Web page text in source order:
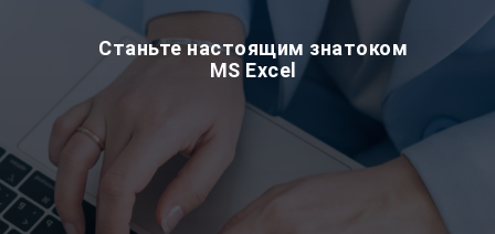
Станьте настоящим знатоком
MS Excel